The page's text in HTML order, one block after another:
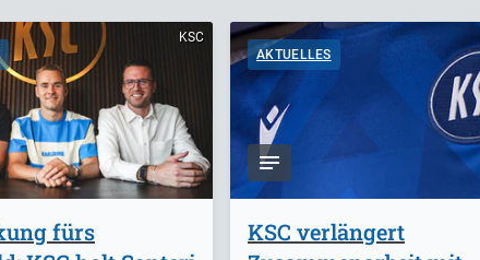
KSC
fürs
AKTUELLES
KSC verlängert